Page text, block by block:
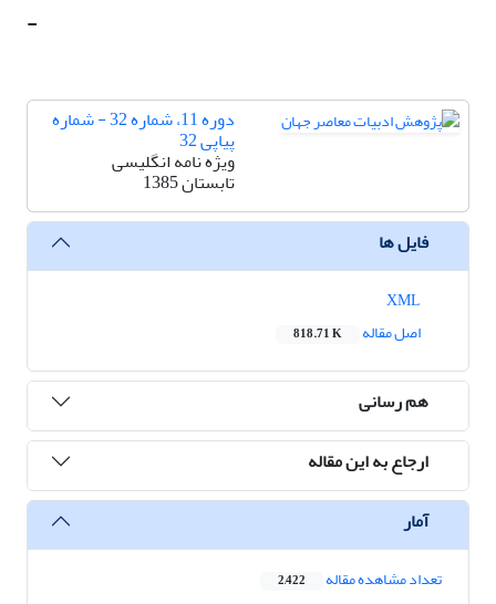
-
دوره 11، شماره 32 - شماره
پیاپی 32
ویژه نامه انگلیسی
تابستان 1385
فایل ها
اصل مقاله
818.71 K
هم رسانی
ارجاع به این مقاله
آمار
تعداد مشاهده مقاله 2,422